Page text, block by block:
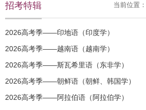
当前位置：
招考特辑
2026高考季——印地语（印度学）
2026高考季——越南语（越南学）
2026高考季——斯瓦希里语（东非学）
2026高考季——朝鲜语（朝鲜、韩国学）
2026高考季——阿拉伯语（阿拉伯学）